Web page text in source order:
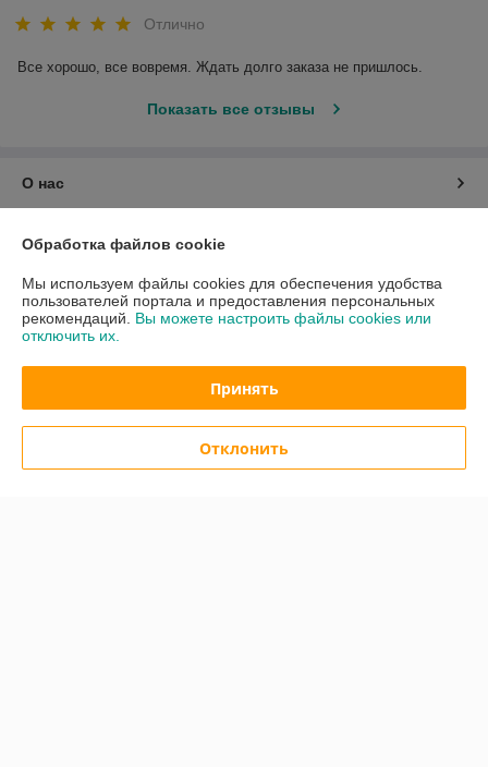
Отлично
Все хорошо, все вовремя. Ждать долго заказа не пришлось.
Показать все отзывы
О нас
Доставка и оплата
График работы
Обработка файлов cookie
Мы используем файлы cookies для обеспечения удобства
пользователей портала и предоставления персональных
рекомендаций. Вы можете настроить файлы cookies или
отключить их.
Принять
Отклонить